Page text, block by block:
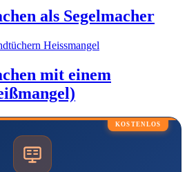
als Segelmacher
mit einem
KOSTENLOS